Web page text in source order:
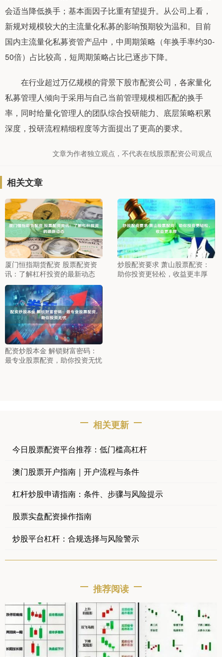
会适当降低换手；基本面因子比重有望提升。从公司上看，
新规对规模较大的主流量化私募的影响预期较为温和。目前
国内主流量化私募资管产品中，中周期策略（年换手率约30-
50倍）占比较高，短周期策略占比已逐步下降。
在行业超过万亿规模的背景下股市配资公司，各家量化
私募管理人倾向于采用与自己当前管理规模相匹配的换手
率，同时给量化管理人的团队综合投研能力、底层策略积累
深度，投研流程精细程度等方面提出了更高的要求。
文章为作者独立观点，不代表在线股票配资公司观点
相关文章
厦门恒指期货配资 股票配资资
讯：了解杠杆投资的最新动态
炒股配资要求 萧山股票配资：
助你投资更轻松，收益更丰厚
配资炒股本金 解锁财富密码：
最专业股票配资，助你投资无忧
相关更新
今日股票配资平台推荐：低门槛高杠杆
澳门股票开户指南｜开户流程与条件
杠杆炒股申请指南：条件、步骤与风险提示
股票实盘配资操作指南
炒股平台杠杆：合规选择与风险警示
推荐阅读